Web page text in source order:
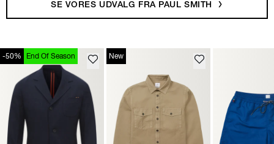
SE VORES UDVALG FRA PAUL SMITH
-50% End Of Season New